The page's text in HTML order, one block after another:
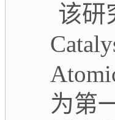
该研
为第